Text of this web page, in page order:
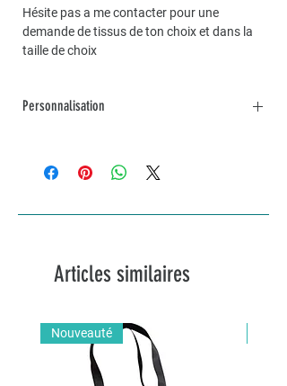
Hésite pas a me contacter pour une
demande de tissus de ton choix et dans la
taille de choix
Personnalisation
et sur mesure, n’hésitez pas à me contacter
par mail à info@lakvernedekro.ch
Articles similaires
Nouveauté